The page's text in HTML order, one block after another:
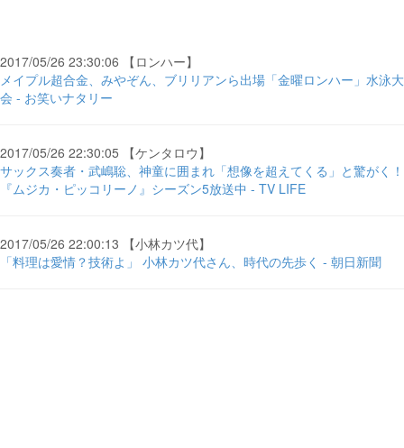
2017/05/26 23:30:06 【ロンハー】
メイプル超合金、みやぞん、ブリリアンら出場「金曜ロンハー」水泳大
会 - お笑いナタリー
2017/05/26 22:30:05 【ケンタロウ】
サックス奏者・武嶋聡、神童に囲まれ「想像を超えてくる」と驚がく！
『ムジカ・ピッコリーノ』シーズン5放送中 - TV LIFE
2017/05/26 22:00:13 【小林カツ代】
「料理は愛情？技術よ」 小林カツ代さん、時代の先歩く - 朝日新聞